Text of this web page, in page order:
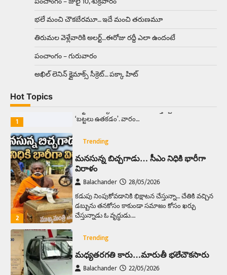
భలే మంచి చౌకబేరమూ… ఇదే మంచి తరుణమూ
తిరుమల వెళ్లేవారికి అలర్ట్‌…ఈరోజు రద్దీ ఎలా ఉందంటే
పంచాంగం – గురువారం
అఖిల్‌ లెనిన్ క్లైమాక్స్‌ సీక్రెట్‌… పక్కా హిట్‌
Hot Topics
ఉత్తర ప్రదేశ్‌లోని ఝాన్సీ జిల్లాలో ఒక వింతైన రోడ్డు
ప్రమాదం చోటుచేసుకుంది. ఝాన్సీ–కాన్పూర్ జాతీయ
రహదారిపై వేల సంఖ్యలో బీరు…
1
Trending
అక్కడ ఆదివారం బట్టలు ఉతికితే…జైలుకే
సాఫ్ట్‌వేర్ ఉద్యోగి వరకు అందరికీ గుర్తొచ్చే మొదటి పని
‘బట్టలు ఉతకడం’. వారం…
2
Trending
మనసున్న బిచ్చగాడు… సీఎం నిధికి భారీగా
విరాళం
Balachander 28/05/2026
కడుపు నింపుకోవడానికి భిక్షాటన చేస్తున్నా… చేతికి వచ్చిన
డబ్బును తనకోసం కాకుండా సమాజం కోసం ఖర్చు
చేస్తున్నాడు ఓ వృద్ధుడు.…
Trending
మధ్యతరగతి కారు…మారుతీ భలేచౌకసారు
Balachander 22/05/2026